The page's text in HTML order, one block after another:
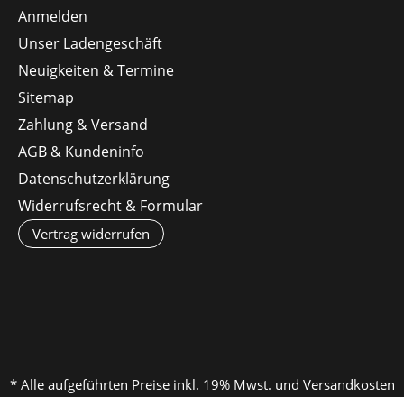
Anmelden
Unser Ladengeschäft
Neuigkeiten & Termine
Sitemap
Zahlung & Versand
AGB & Kundeninfo
Datenschutzerklärung
Widerrufsrecht & Formular
Vertrag widerrufen
* Alle aufgeführten Preise inkl. 19% Mwst. und Versandkosten